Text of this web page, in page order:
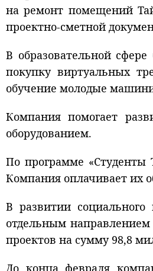
на ремонт помещений
проектно-сметной
В образовательной
покупку виртуальных
обучение молодые
Компания помогает
оборудованием.
По программе «Студенты
Компания оплачивает их
В развитии
отдельным
проектов на сумму 98,8
До конца февраля